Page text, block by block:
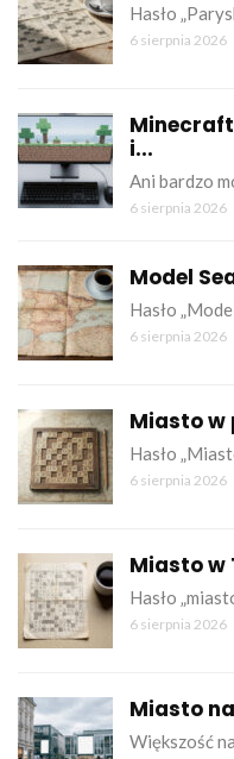
Hasło
6 sierpnia 2026
i...
Ani bardzo
6 sierpnia 2026
Model
Hasło
6 sierpnia 2026
Miasto w
Hasło
6 sierpnia 2026
Miasto w
Hasło
6 sierpnia 2026
Miasto
Większość